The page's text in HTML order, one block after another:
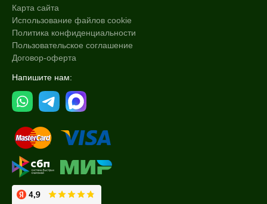
Карта сайта
Использование файлов cookie
Политика конфиденциальности
Пользовательское соглашение
Договор-оферта
Напишите нам: